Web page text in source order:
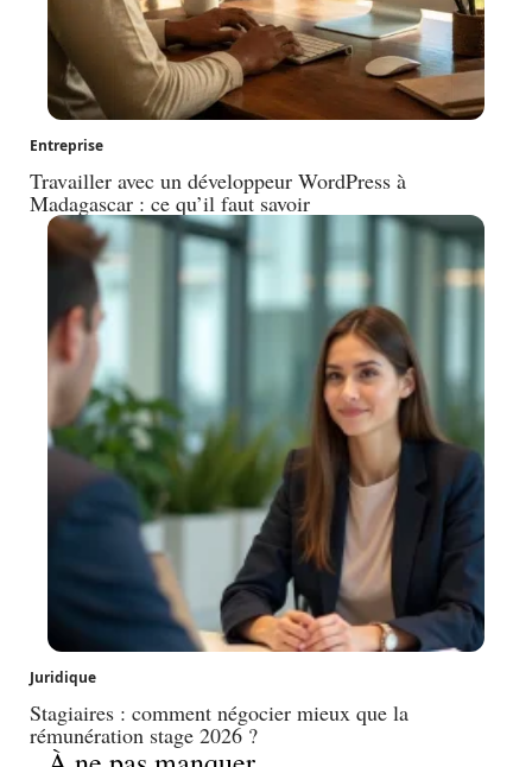
Entreprise
Travailler avec un développeur WordPress à
Madagascar : ce qu’il faut savoir
Juridique
Stagiaires : comment négocier mieux que la
rémunération stage 2026 ?